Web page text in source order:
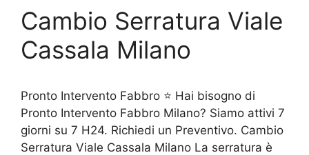
Cambio Serratura Viale
Cassala Milano
Pronto Intervento Fabbro ⭐ Hai bisogno di
Pronto Intervento Fabbro Milano? Siamo attivi 7
giorni su 7 H24. Richiedi un Preventivo. Cambio
Serratura Viale Cassala Milano La serratura è